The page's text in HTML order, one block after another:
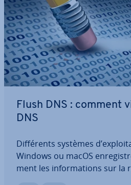
Flush DNS : comment
DNS
Dif­fé­rents systèmes
Windows ou macOS
ment les in­for­ma­tions sur la